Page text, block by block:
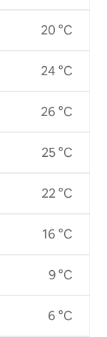
20 °C
24 °C
26 °C
25 °C
22 °C
16 °C
9 °C
6 °C